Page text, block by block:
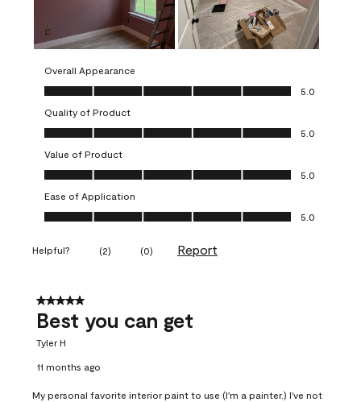
Overall Appearance
Overall Appearance, 5.0 out of 5
5.0
Quality of Product
Quality of Product, 5.0 out of 5
5.0
Value of Product
Value of Product, 5.0 out of 5
5.0
Ease of Application
Ease of Application, 5.0 out of 5
5.0
Helpful? (2) (0) Report
5 out of 5 stars.
Best you can get
Tyler H
11 months ago
My personal favorite interior paint to use (I'm a painter.) I've not